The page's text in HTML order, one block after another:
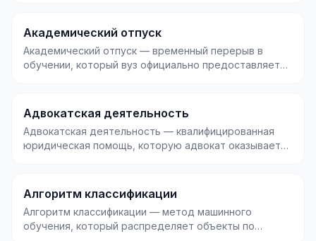
Академический отпуск
Академический отпуск — временный перерыв в
обучении, который вуз официально предоставляет
Адвокатская деятельность
Адвокатская деятельность — квалифицированная
юридическая помощь, которую адвокат оказывает
Алгоритм классификации
Алгоритм классификации — метод машинного
обучения, который распределяет объекты по